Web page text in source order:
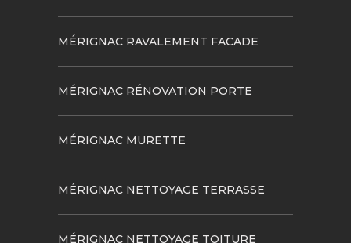
MÉRIGNAC RAVALEMENT FACADE
MÉRIGNAC RÉNOVATION PORTE
MÉRIGNAC MURETTE
MÉRIGNAC NETTOYAGE TERRASSE
MÉRIGNAC NETTOYAGE TOITURE